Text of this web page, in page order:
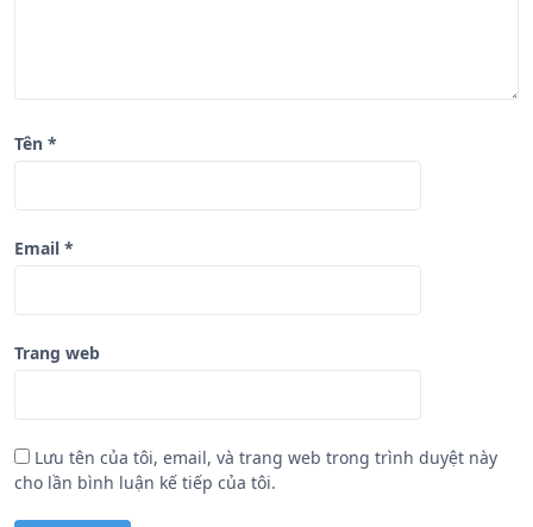
Tên *
Email *
Trang web
Lưu tên của tôi, email, và trang web trong trình duyệt này
cho lần bình luận kế tiếp của tôi.